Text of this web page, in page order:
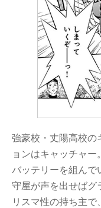
強豪校・丈陽高校の
ョンはキャッチャ
バッテリーを組んで
守屋が声を出せばグ
リスマ性の持ち主で